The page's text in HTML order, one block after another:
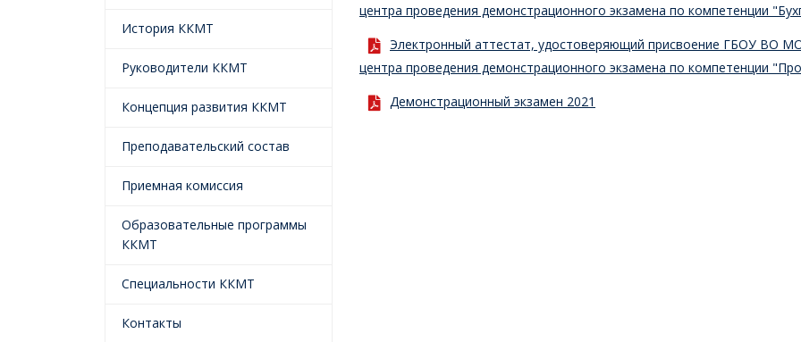
История ККМТ
Руководители ККМТ
Концепция развития ККМТ
Преподавательский состав
Приемная комиссия
Образовательные программы
ККМТ
Специальности ККМТ
Контакты
центра проведения демонстрационного экзамена по компетенции
Электронный аттестат, удостоверяющий присвоение ГБОУ ВО МО
центра проведения демонстрационного экзамена по компетенции
Демонстрационный экзамен 2021